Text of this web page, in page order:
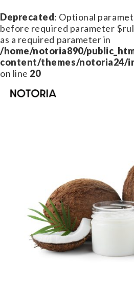
Deprecated: Optional
before required parameter
as a required parameter in
/home/notoria890/
content/themes/notoria24/
on line 20